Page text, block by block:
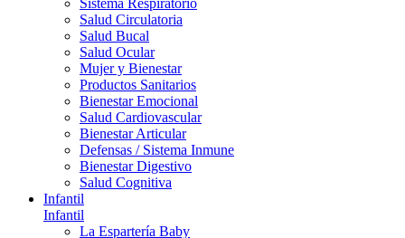
Salud Circulatoria
Salud Bucal
Salud Ocular
Mujer y Bienestar
Productos Sanitarios
Bienestar Emocional
Salud Cardiovascular
Bienestar Articular
Defensas / Sistema Inmune
Bienestar Digestivo
Salud Cognitiva
Infantil
Infantil
La Espartería Baby